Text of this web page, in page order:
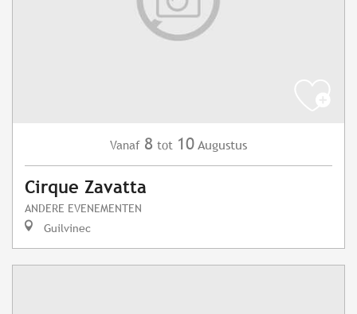
Vanaf 8 tot 10 Augustus
Cirque Zavatta
ANDERE EVENEMENTEN
Guilvinec